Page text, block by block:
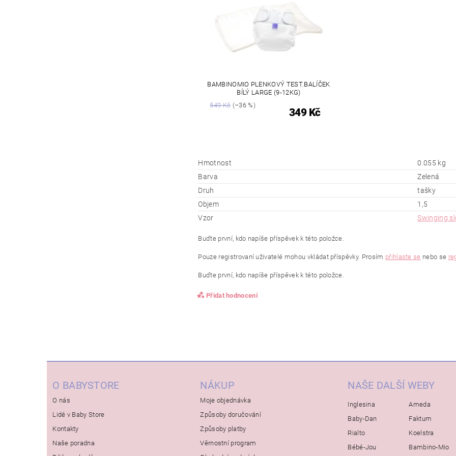
BAMBINOMIO PLENKOVÝ TEST.BALÍČEK
BÍLÝ LARGE (9-12KG)
549 Kč(–36 %)
349 Kč
Hmotnost
0.055 kg
Barva
Zelená
Druh
tašky
Objem
1,5
Vzor
Swinging
Buďte první, kdo napíše příspěvek k této položce.
Pouze registrovaní uživatelé mohou vkládat příspěvky. Prosím přihlaste se nebo se
Buďte první, kdo napíše příspěvek k této položce.
Přidat hodnocení
O BABYSTORE
O nás
Lidé v Baby Store
Kontakty
Naše poradna
NÁKUP
Moje objednávka
Způsoby doručování
Způsoby platby
Věrnostní program
NAŠE DALŠÍ WEBY
Inglesina
Baby-Dan
Rialto
Bébé-Jou
Ameda
Faktum
Koelstra
Bambino-Mio